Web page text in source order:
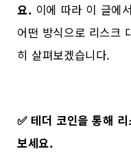
요. 이에 따라 이 글에
어떤 방식으로 리스크
히 살펴보겠습니다.
✅테더 코인을 통해
보세요.